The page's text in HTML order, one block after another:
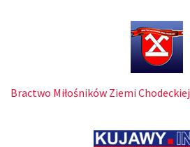
Bractwo Miłośników Ziemi Chodeckiej